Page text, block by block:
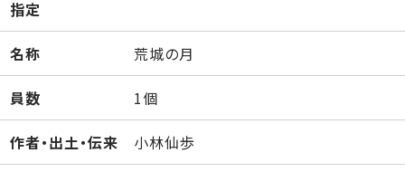
指定
名称 荒城の月
員数 1個
作者・出土・伝来 小林仙歩